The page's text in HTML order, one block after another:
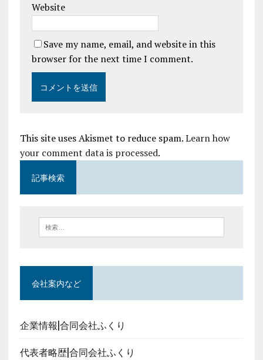
Website
Save my name, email, and website in this
browser for the next time I comment.
This site uses Akismet to reduce spam.Learn how
your comment data is processed.
記事検索
会社案内など
企業情報|合同会社ふくり
代表者略歴|合同会社ふくり